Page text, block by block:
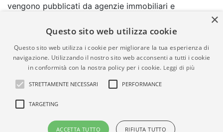
vengono pubblicati da agenzie immobiliari e
comporta l'approvazione o l'avallo da parte di
garanzia da parte di quest'ultima. immobiliare-italia.it
quindi non è responsabile della veridicità, della
correttezza, della completezza, della normativa in
materia di privacy e/o di alcun altro aspetto dei
suddetti annunci.
© Copyright 2007 - 2026
Powered by
×
Questo sito web utilizza cookie
Questo sito web utilizza i cookie per migliorare la tua esperienza di
navigazione. Utilizzando il nostro sito web acconsenti a tutti i cookie
in conformità con la nostra policy per i cookie. Leggi di più
STRETTAMENTE NECESSARI PERFORMANCE
TARGETING
ACCETTA TUTTO RIFIUTA TUTTO